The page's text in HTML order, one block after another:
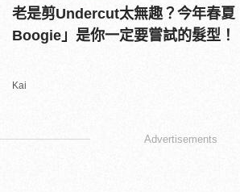
老是剪Undercut太無趣？今年春
Boogie」是你一定要嘗試的髮型！
Kai
Advertisements